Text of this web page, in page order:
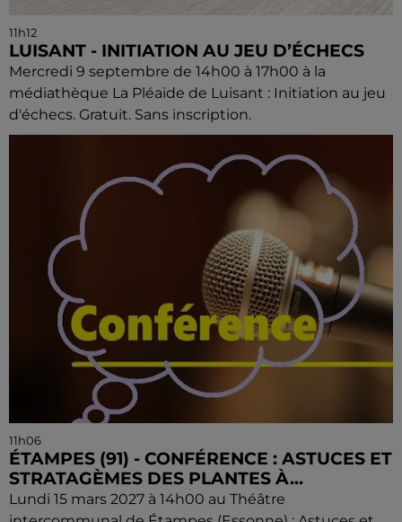
11h12
LUISANT - INITIATION AU JEU D’ÉCHECS
Mercredi 9 septembre de 14h00 à 17h00 à la
médiathèque La Pléaide de Luisant : Initiation au jeu
d'échecs. Gratuit. Sans inscription.
11h06
ÉTAMPES (91) - CONFÉRENCE : ASTUCES ET
STRATAGÈMES DES PLANTES À...
Lundi 15 mars 2027 à 14h00 au Théâtre